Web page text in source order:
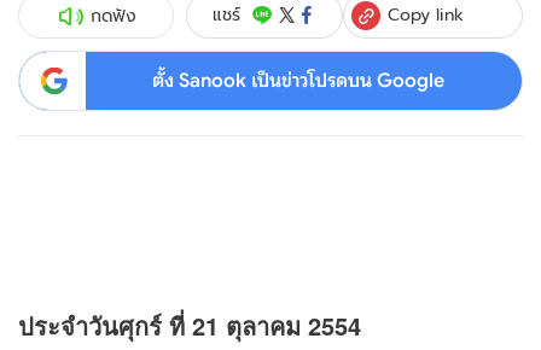
กดฟัง แชร์ Copy link
ตั้ง Sanook เป็นข่าวโปรดบน Google
ประจำวันศุกร์ ที่ 21 ตุลาคม 2554